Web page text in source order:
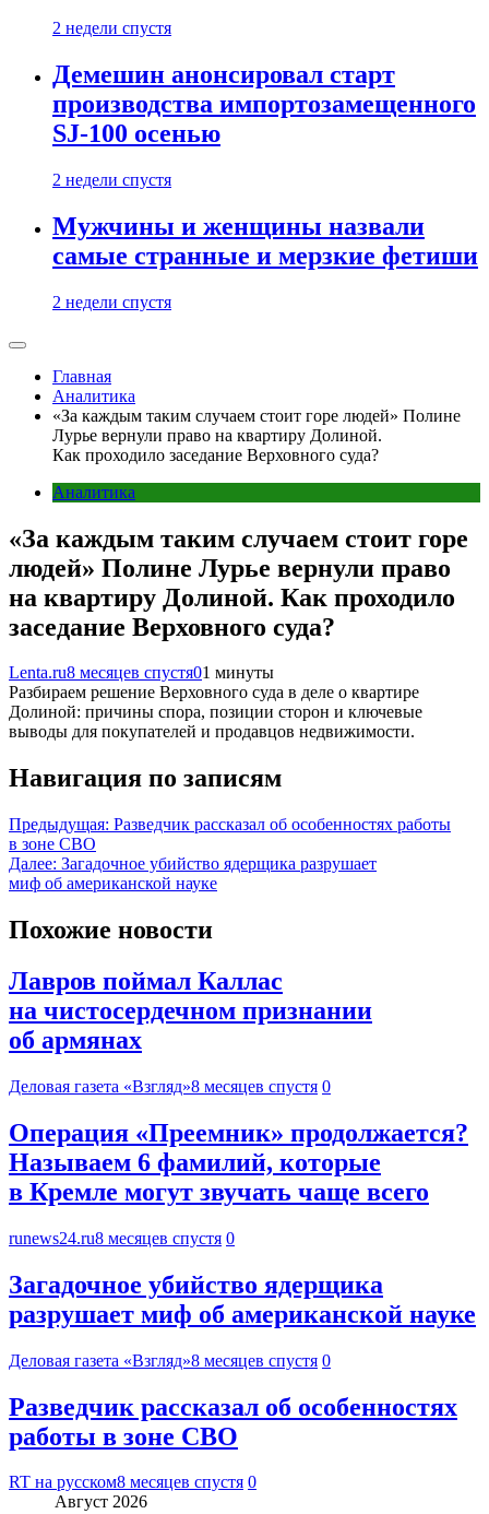
2 недели спустя
Демешин анонсировал старт
производства импортозамещенного
SJ-100 осенью
2 недели спустя
Мужчины и женщины назвали
самые странные и мерзкие фетиши
2 недели спустя
Главная
Аналитика
«За каждым таким случаем стоит горе людей» Полине
Лурье вернули право на квартиру Долиной.
Как проходило заседание Верховного суда?
Аналитика
«За каждым таким случаем стоит горе
людей» Полине Лурье вернули право
на квартиру Долиной. Как проходило
заседание Верховного суда?
Lenta.ru8 месяцев спустя01 минуты
Разбираем решение Верховного суда в деле о квартире
Долиной: причины спора, позиции сторон и ключевые
выводы для покупателей и продавцов недвижимости.
Навигация по записям
Предыдущая: Разведчик рассказал об особенностях работы
в зоне СВО
Далее: Загадочное убийство ядерщика разрушает
миф об американской науке
Похожие новости
Лавров поймал Каллас
на чистосердечном признании
об армянах
Деловая газета «Взгляд»8 месяцев спустя 0
Операция «Преемник» продолжается?
Называем 6 фамилий, которые
в Кремле могут звучать чаще всего
runews24.ru8 месяцев спустя 0
Загадочное убийство ядерщика
разрушает миф об американской науке
Деловая газета «Взгляд»8 месяцев спустя 0
Разведчик рассказал об особенностях
работы в зоне СВО
RT на русском8 месяцев спустя 0
Август 2026